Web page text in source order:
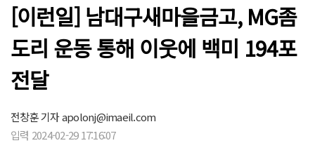
[이런일] 남대구새마을금고, MG좀
도리 운동 통해 이웃에 백미 194포
전달
전창훈 기자apolonj@imaeil.com
입력 2024-02-29 17:16:07